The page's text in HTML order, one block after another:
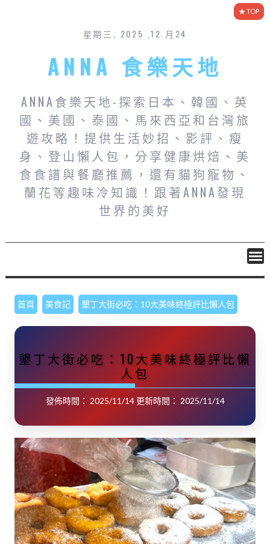
星期三, 2025 ,12 月24
ANNA 食樂天地
ANNA食樂天地-探索日本、韓國、英
國、美國、泰國、馬來西亞和台灣旅
遊攻略！提供生活妙招、影評、瘦
身、登山懶人包，分享健康烘焙、美
食食譜與餐廳推薦，還有貓狗寵物、
蘭花等趣味冷知識！跟著ANNA發現
世界的美好
首頁 美食記 墾丁大街必吃：10大美味終極評比懶人包
墾丁大街必吃：10大美味終極評比懶
人包
發佈時間： 2025/11/14更新時間： 2025/11/14